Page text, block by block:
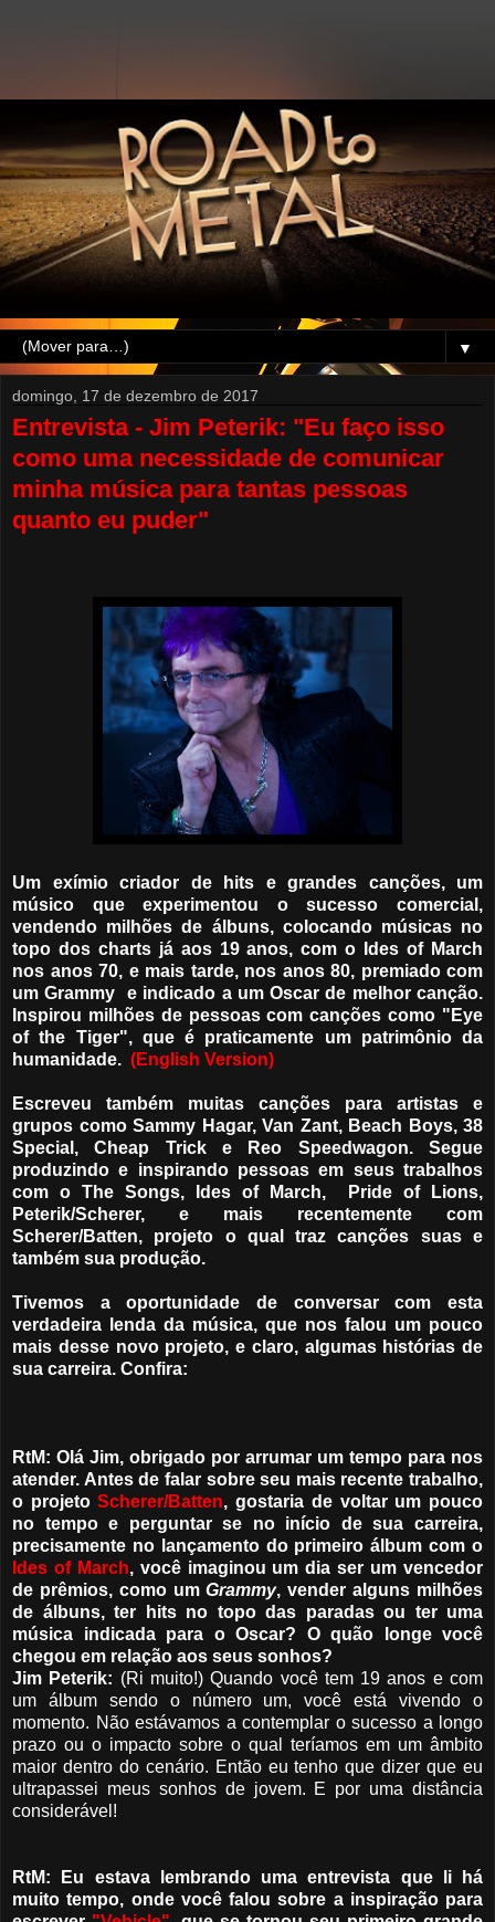
▼
domingo, 17 de dezembro de 2017
Entrevista - Jim Peterik: "Eu faço isso
como uma necessidade de comunicar
minha música para tantas pessoas
quanto eu puder"
Um exímio criador de hits e grandes canções, um
músico que experimentou o sucesso comercial,
vendendo milhões de álbuns, colocando músicas no
topo dos charts já aos 19 anos, com o Ides of March
nos anos 70, e mais tarde, nos anos 80, premiado com
um Grammy e indicado a um Oscar de melhor canção.
Inspirou milhões de pessoas com canções como "Eye
of the Tiger", que é praticamente um patrimônio da
humanidade. (English Version)
Escreveu também muitas canções para artistas e
grupos como Sammy Hagar, Van Zant, Beach Boys, 38
Special, Cheap Trick e Reo Speedwagon. Segue
produzindo e inspirando pessoas em seus trabalhos
com o The Songs, Ides of March, Pride of Lions,
Peterik/Scherer, e mais recentemente com
Scherer/Batten, projeto o qual traz canções suas e
também sua produção.
Tivemos a oportunidade de conversar com esta
verdadeira lenda da música, que nos falou um pouco
mais desse novo projeto, e claro, algumas histórias de
sua carreira. Confira:
RtM: Olá Jim, obrigado por arrumar um tempo para nos
atender. Antes de falar sobre seu mais recente trabalho,
o projetoScherer/Batten, gostaria de voltar um pouco
no tempo e perguntar se no início de sua carreira,
precisamente no lançamento do primeiro álbum com o
Ides of March, você imaginou um dia ser um vencedor
de prêmios, como umGrammy, vender alguns milhões
de álbuns, ter hits no topo das paradas ou ter uma
música indicada para o Oscar? O quão longe você
chegou em relação aos seus sonhos?
Jim Peterik: (Ri muito!) Quando você tem 19 anos e com
um álbum sendo o número um, você está vivendo o
momento. Não estávamos a contemplar o sucesso a longo
prazo ou o impacto sobre o qual teríamos em um âmbito
maior dentro do cenário. Então eu tenho que dizer que eu
ultrapassei meus sonhos de jovem. E por uma distância
considerável!
RtM: Eu estava lembrando uma entrevista que li há
muito tempo, onde você falou sobre a inspiração para